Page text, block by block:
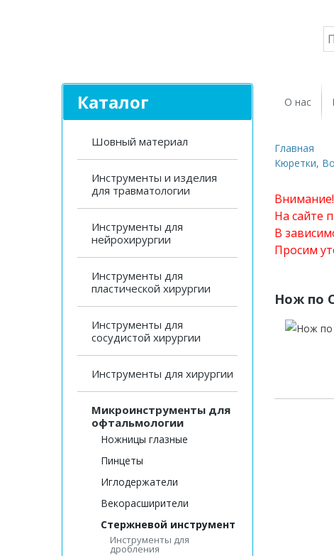
Каталог
Шовный материал
Инструменты и изделия
для травматологии
Инструменты для
нейрохирургии
Инструменты для
пластической хирургии
Инструменты для
сосудистой хирургии
Инструменты для хирургии
Микроинструменты для
офтальмологии
Ножницы глазные
Пинцеты
Иглодержатели
Векорасширители
Стержневой инструмент
Инструменты для
дробления
О нас
Главная
Кюретки,
Внимание!
На сайте
В
Просим
Нож по